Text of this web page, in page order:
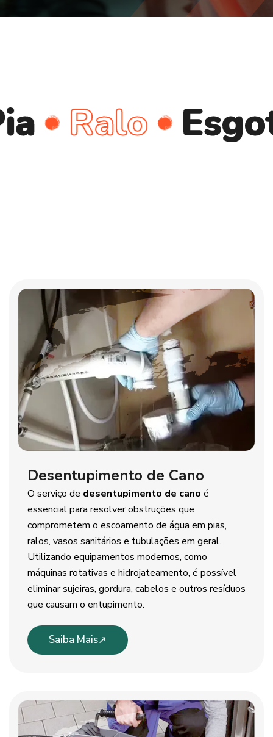
Esgoto
Desentupimento de Cano
O serviço de desentupimento de cano é
essencial para resolver obstruções que
comprometem o escoamento de água em pias,
ralos, vasos sanitários e tubulações em geral.
Utilizando equipamentos modernos, como
máquinas rotativas e hidrojateamento, é possível
eliminar sujeiras, gordura, cabelos e outros resíduos
que causam o entupimento.
Saiba Mais